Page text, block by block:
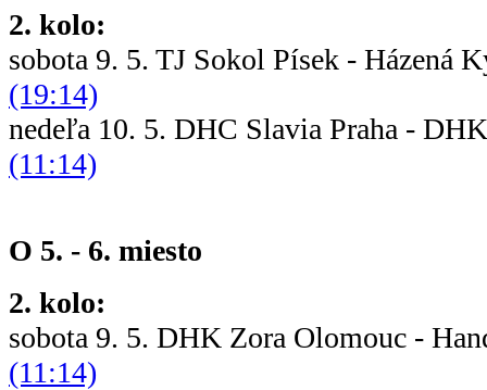
2. kolo:
sobota 9. 5. TJ Sokol Písek -
(19:14)
nedeľa 10. 5. DHC Slavia Praha -
(11:14)
O 5. - 6. miesto
2. kolo:
sobota 9. 5. DHK Zora Olomouc -
(11:14)